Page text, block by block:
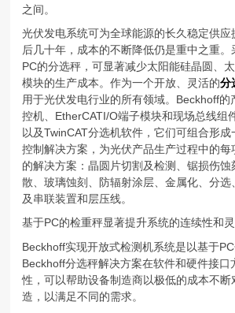
之间。
光伏发电系统可为全球能源的长久稳定供应
后几十年，成本的不断降低仍是重中之重
PC的分选秤，可显著减少太阳能硅晶圆、
模块的生产成本。作为一个开放、灵活的分
用于光伏发电行业的所有领域。Beckhoff的
控机、EtherCATI/O端子模块和现场总线组
以及TwinCAT分选机软件，它们可组合形
控制解决方案，为光伏产品生产过程中的
的解决方案：晶圆片切割及检测、锯损伤蚀
散、玻璃蚀刻、防辐射涂层、金属化、分选
及串联装置和层压线。
基于PC的检重秤显著提升系统的连续性和
Beckhoff实现开放式检测机系统是以基于PC
Beckhoff分选秤解决方案在软件和硬件接口
性，可以帮助设备制造商以极低的成本不断
造，以满足不同的需求。